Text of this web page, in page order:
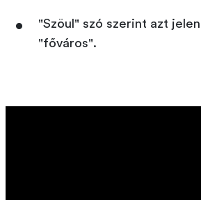
"Szöul" szó szerint azt
"főváros".